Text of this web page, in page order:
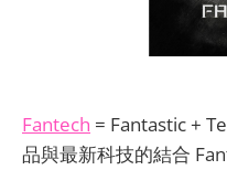
Fantech = Fantastic +
品與最新科技的結合